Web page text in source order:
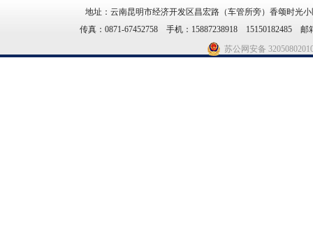
地址：云南昆明市经济开发区昌宏路（车管所旁）香颂时光
传真：0871-67452758 手机：15887238918 15150182485 邮
苏公网安备